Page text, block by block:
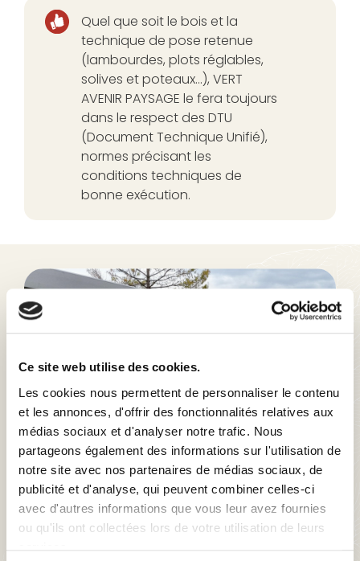
Ce site web utilise des cookies.
Les cookies nous permettent de personnaliser le contenu
et les annonces, d'offrir des fonctionnalités relatives aux
médias sociaux et d'analyser notre trafic. Nous
partageons également des informations sur l'utilisation de
notre site avec nos partenaires de médias sociaux, de
publicité et d'analyse, qui peuvent combiner celles-ci
avec d'autres informations que vous leur avez fournies
ou qu'ils ont collectées lors de votre utilisation de leurs
Quel que soit le bois et la
technique de pose retenue
(lambourdes, plots réglables,
solives et poteaux…), VERT
AVENIR PAYSAGE le fera toujours
dans le respect des DTU
(Document Technique Unifié),
normes précisant les
conditions techniques de
bonne exécution.